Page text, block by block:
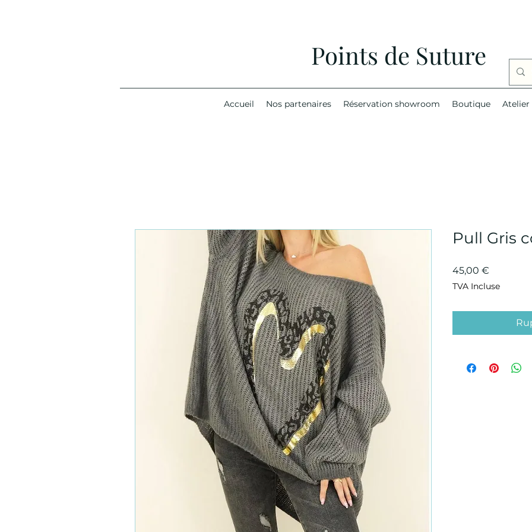
Points de Suture
Accueil Nos partenaires Réservation showroom Boutique Atelier
Pull Gris
45,00 €
TVA Incluse